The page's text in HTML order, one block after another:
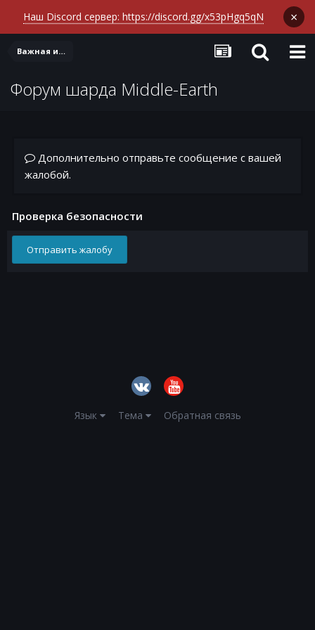
Наш Discord сервер: https://discord.gg/x53pHgq5qN ×
Важная информация + новости
Форум шарда Middle-Earth
Дополнительно отправьте сообщение с вашей
жалобой.
Проверка безопасности
Отправить жалобу
Язык Тема Обратная связь